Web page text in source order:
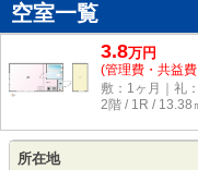
空室一覧
3.8万円
(管理費・共益
敷：1ヶ月｜礼
2階 / 1R / 13.38
所在地